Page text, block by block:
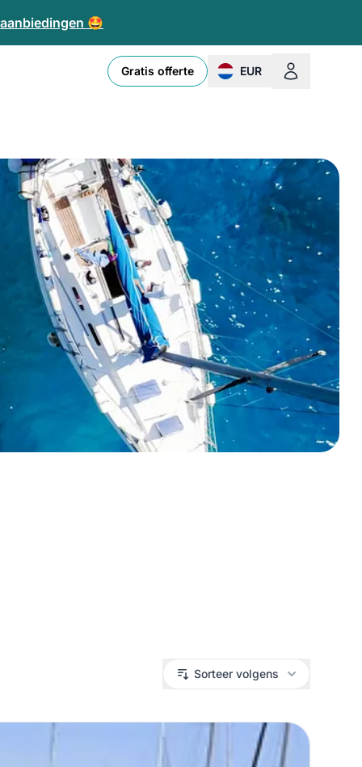
🤩
Gratis offerte EUR
change currency or
Sorteer volgens